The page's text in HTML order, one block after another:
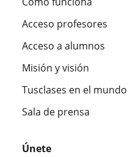
Acceso profesores
Acceso a alumnos
Misión y visión
Tusclases en el mundo
Sala de prensa
Únete